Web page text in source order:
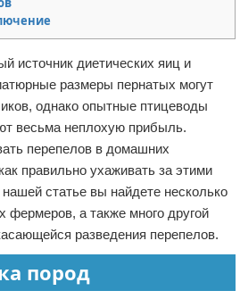
источник диетических яиц и
размеры пернатых могут
однако опытные птицеводы
весьма неплохую прибыль.
перепелов в домашних
правильно ухаживать за этими
статье вы найдете несколько
фермеров, а также много другой
разведения перепелов.
пород